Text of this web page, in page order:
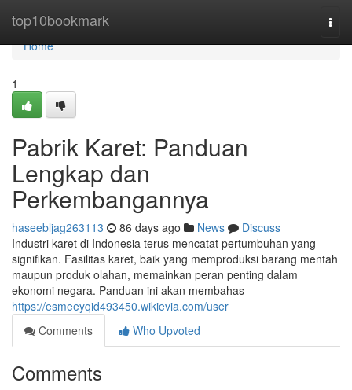
top10bookmark
Home
Home
1
Pabrik Karet: Panduan
Lengkap dan
Perkembangannya
haseebljag263113 86 days ago News
Discuss
Industri karet di Indonesia terus mencatat pertumbuhan yang
signifikan. Fasilitas karet, baik yang memproduksi barang mentah
maupun produk olahan, memainkan peran penting dalam
ekonomi negara. Panduan ini akan membahas
https://esmeeyqid493450.wikievia.com/user
Comments
Who Upvoted
Comments